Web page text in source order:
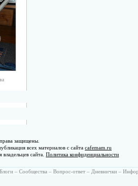
защищены.
всех материалов с сайта cafemam.ru
владельцев сайта. Политика конфиденциальности
Блоги – Сообщества – Вопрос-ответ – Дневнички –